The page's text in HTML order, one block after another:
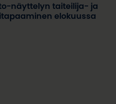
näyttelyn taiteilija- ja
elokuussa